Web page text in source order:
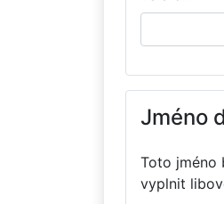
Jméno
Toto jméno
vyplnit